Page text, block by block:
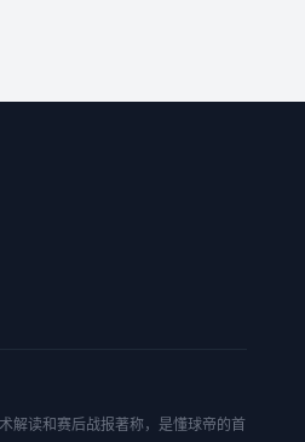
解读和赛后战报著称，是懂球帝的首